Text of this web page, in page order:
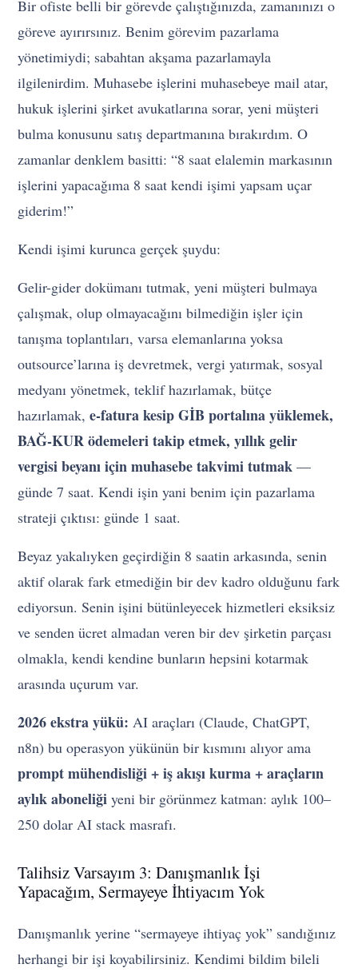
Bir ofiste belli bir görevde çalıştığınızda, zamanınızı o
göreve ayırırsınız. Benim görevim pazarlama
yönetimiydi; sabahtan akşama pazarlamayla
ilgilenirdim. Muhasebe işlerini muhasebeye mail atar,
hukuk işlerini şirket avukatlarına sorar, yeni müşteri
bulma konusunu satış departmanına bırakırdım. O
zamanlar denklem basitti: “8 saat elalemin markasının
işlerini yapacağıma 8 saat kendi işimi yapsam uçar
giderim!”
Kendi işimi kurunca gerçek şuydu:
Gelir-gider dokümanı tutmak, yeni müşteri bulmaya
çalışmak, olup olmayacağını bilmediğin işler için
tanışma toplantıları, varsa elemanlarına yoksa
outsource’larına iş devretmek, vergi yatırmak, sosyal
medyanı yönetmek, teklif hazırlamak, bütçe
hazırlamak,e-fatura kesip GİB portalına yüklemek,
BAĞ-KUR ödemeleri takip etmek, yıllık gelir
vergisi beyanı için muhasebe takvimi tutmak —
günde 7 saat. Kendi işin yani benim için pazarlama
strateji çıktısı: günde 1 saat.
Beyaz yakalıyken geçirdiğin 8 saatin arkasında, senin
aktif olarak fark etmediğin bir dev kadro olduğunu fark
ediyorsun. Senin işini bütünleyecek hizmetleri eksiksiz
ve senden ücret almadan veren bir dev şirketin parçası
olmakla, kendi kendine bunların hepsini kotarmak
arasında uçurum var.
2026 ekstra yükü: AI araçları (Claude, ChatGPT,
n8n) bu operasyon yükünün bir kısmını alıyor ama
prompt mühendisliği + iş akışı kurma + araçların
aylık aboneliği yeni bir görünmez katman: aylık 100–
250 dolar AI stack masrafı.
Talihsiz Varsayım 3: Danışmanlık İşi
Yapacağım, Sermayeye İhtiyacım Yok
Danışmanlık yerine “sermayeye ihtiyaç yok” sandığınız
herhangi bir işi koyabilirsiniz. Kendimi bildim bileli